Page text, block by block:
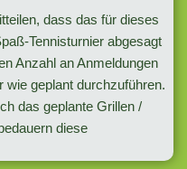
dass das für dieses
Tennisturnier abgesagt
Anzahl an Anmeldungen
wie geplant durchzuführen.
das geplante Grillen /
diese